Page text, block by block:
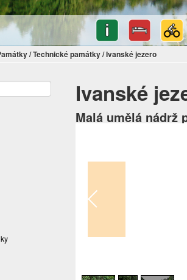
/Technické památky/Ivanské jezero
Ivanské
Malá umělá nádrž